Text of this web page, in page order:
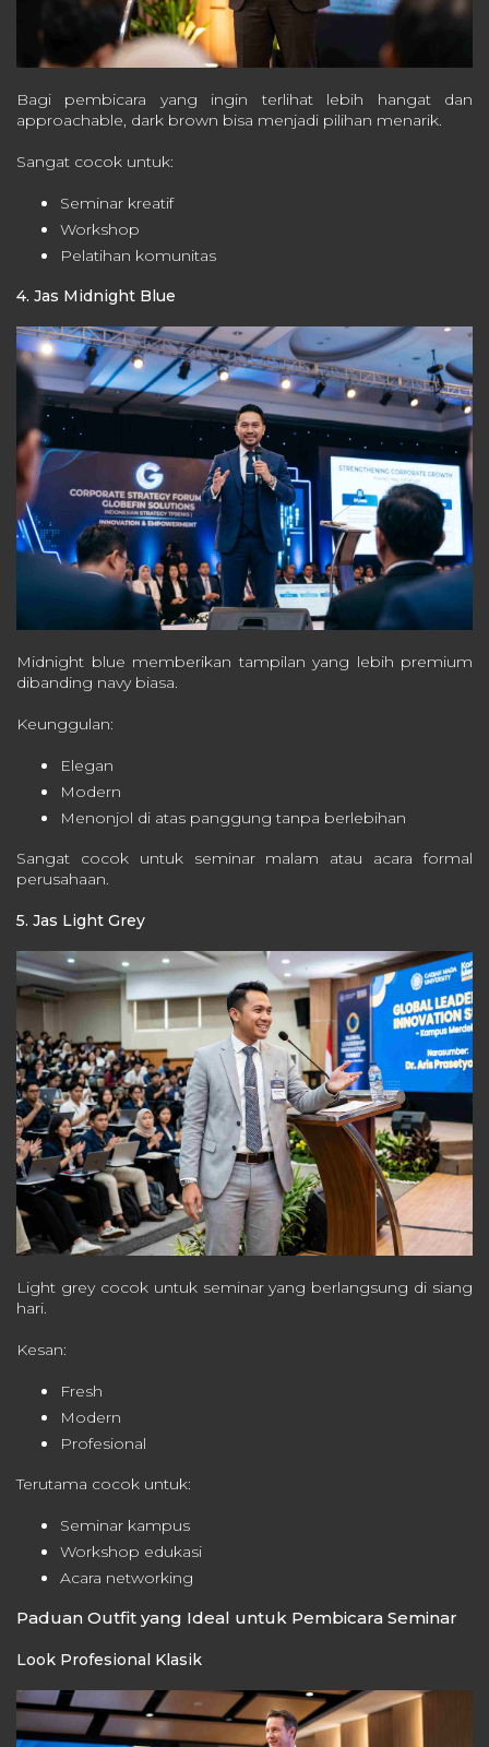
Bagi pembicara yang ingin terlihat lebih hangat dan
approachable, dark brown bisa menjadi pilihan menarik.
Sangat cocok untuk:
Seminar kreatif
Workshop
Pelatihan komunitas
4. Jas Midnight Blue
Midnight blue memberikan tampilan yang lebih premium
dibanding navy biasa.
Keunggulan:
Elegan
Modern
Menonjol di atas panggung tanpa berlebihan
Sangat cocok untuk seminar malam atau acara formal
perusahaan.
5. Jas Light Grey
Light grey cocok untuk seminar yang berlangsung di siang
hari.
Kesan:
Fresh
Modern
Profesional
Terutama cocok untuk:
Seminar kampus
Workshop edukasi
Acara networking
Paduan Outfit yang Ideal untuk Pembicara Seminar
Look Profesional Klasik